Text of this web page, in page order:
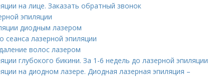
на лице. Заказать обратный звонок
эпиляции
диодным лазером
сеанса лазерной эпиляции
волос лазером
глубокого бикини. За 1-6 недель до лазерной эпиляции
на диодном лазере. Диодная лазерная эпиляция –